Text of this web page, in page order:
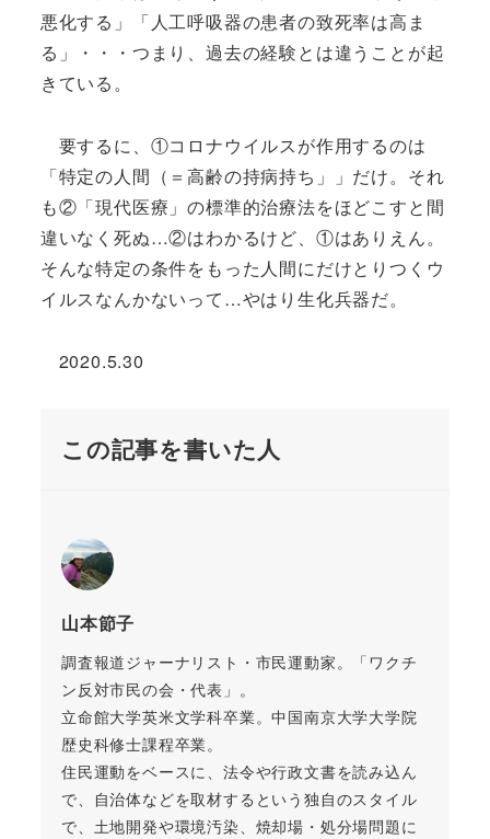
悪化する」「人工呼吸器の患者の致死率は高ま
る」・・・つまり、過去の経験とは違うことが起
きている。
要するに、①コロナウイルスが作用するのは
「特定の人間（＝高齢の持病持ち」」だけ。それ
も②「現代医療」の標準的治療法をほどこすと間
違いなく死ぬ…②はわかるけど、①はありえん。
そんな特定の条件をもった人間にだけとりつくウ
イルスなんかないって…やはり生化兵器だ。
2020.5.30
この記事を書いた人
山本節子
調査報道ジャーナリスト・市民運動家。「ワクチ
ン反対市民の会・代表」。
立命館大学英米文学科卒業。中国南京大学大学院
歴史科修士課程卒業。
住民運動をベースに、法令や行政文書を読み込ん
で、自治体などを取材するという独自のスタイル
で、土地開発や環境汚染、焼却場・処分場問題に